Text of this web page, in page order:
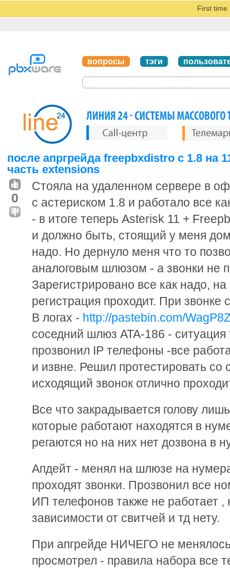
First time
вопросы тэги
после апргрейда freepbxdistro с 1.8 на
часть extensions
0
Стояла на удаленном сервере в
с астериском 1.8 и работало все
- в итоге теперь Asterisk 11 +
и должно быть, стоящий у меня
надо. Но дернуло меня что то
аналоговым шлюзом - а звонки не
Зарегистрировано все как надо,
регистрация проходит. При звонке
В логах - http://pastebin.com/
соседний шлюз ATA-186 -
прозвонил IP телефоны -все
и извне. Решил протестировать
исходящий звонок отлично
Все что закрадывается голову
которые работают находятся в
регаются но на них нет дозвона в
Апдейт - менял на шлюзе на
проходят звонки. Прозвонил все
ИП телефонов также не работает ,
зависимости от свитчей и тд нету.
При апгрейде НИЧЕГО не
просмотрел - правила набора все